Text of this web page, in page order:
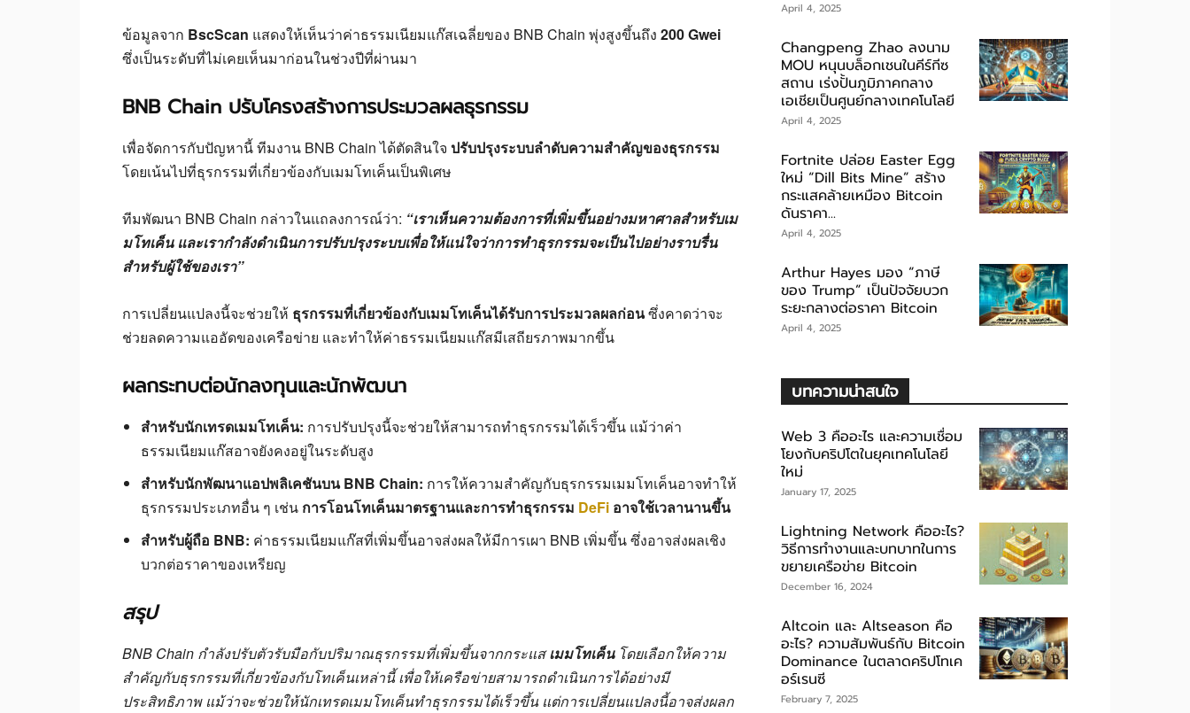
ข้อมูลจาก BscScan แสดงให้เห็นว่าค่าธรรมเนียมแก๊สเฉลี่ยของ BNB Chain พุ่งสูงขึ้นถึง 200 Gwei
ซึ่งเป็นระดับที่ไม่เคยเห็นมาก่อนในช่วงปีที่ผ่านมา
BNB Chain ปรับโครงสร้างการประมวลผลธุรกรรม
เพื่อจัดการกับปัญหานี้ ทีมงาน BNB Chain ได้ตัดสินใจ ปรับปรุงระบบลำดับความสำคัญของธุรกรรม
โดยเน้นไปที่ธุรกรรมที่เกี่ยวข้องกับเมมโทเค็นเป็นพิเศษ
ทีมพัฒนา BNB Chain กล่าวในแถลงการณ์ว่า: “เราเห็นความต้องการที่เพิ่มขึ้นอย่างมหาศาลสำหรับเม
มโทเค็น และเรากำลังดำเนินการปรับปรุงระบบเพื่อให้แน่ใจว่าการทำธุรกรรมจะเป็นไปอย่างราบรื่น
สำหรับผู้ใช้ของเรา”
การเปลี่ยนแปลงนี้จะช่วยให้ ธุรกรรมที่เกี่ยวข้องกับเมมโทเค็นได้รับการประมวลผลก่อนซึ่งคาดว่าจะ
ช่วยลดความแออัดของเครือข่าย และทำให้ค่าธรรมเนียมแก๊สมีเสถียรภาพมากขึ้น
ผลกระทบต่อนักลงทุนและนักพัฒนา
สำหรับนักเทรดเมมโทเค็น: การปรับปรุงนี้จะช่วยให้สามารถทำธุรกรรมได้เร็วขึ้น แม้ว่าค่า
ธรรมเนียมแก๊สอาจยังคงอยู่ในระดับสูง
สำหรับนักพัฒนาแอปพลิเคชันบน BNB Chain: การให้ความสำคัญกับธุรกรรมเมมโทเค็นอาจทำให้
ธุรกรรมประเภทอื่น ๆ เช่น การโอนโทเค็นมาตรฐานและการทำธุรกรรม DeFi อาจใช้เวลานานขึ้น
สำหรับผู้ถือ BNB: ค่าธรรมเนียมแก๊สที่เพิ่มขึ้นอาจส่งผลให้มีการเผา BNB เพิ่มขึ้น ซึ่งอาจส่งผลเชิง
บวกต่อราคาของเหรียญ
สรุป
BNB Chain กำลังปรับตัวรับมือกับปริมาณธุรกรรมที่เพิ่มขึ้นจากกระแสเมมโทเค็นโดยเลือกให้ความ
สำคัญกับธุรกรรมที่เกี่ยวข้องกับโทเค็นเหล่านี้ เพื่อให้เครือข่ายสามารถดำเนินการได้อย่างมี
ประสิทธิภาพ แม้ว่าจะช่วยให้นักเทรดเมมโทเค็นทำธุรกรรมได้เร็วขึ้น แต่การเปลี่ยนแปลงนี้อาจส่งผลก
April 4, 2025
Changpeng Zhao ลงนาม
MOU หนุนบล็อกเชนในคีร์กีซ
สถาน เร่งปั้นภูมิภาคกลาง
เอเชียเป็นศูนย์กลางเทคโนโลยี
April 4, 2025
Fortnite ปล่อย Easter Egg
ใหม่ “Dill Bits Mine” สร้าง
กระแสคล้ายเหมือง Bitcoin
ดันราคา...
April 4, 2025
Arthur Hayes มอง “ภาษี
ของ Trump” เป็นปัจจัยบวก
ระยะกลางต่อราคา Bitcoin
April 4, 2025
บทความน่าสนใจ
Web 3 คืออะไร และความเชื่อม
โยงกับคริปโตในยุคเทคโนโลยี
ใหม่
January 17, 2025
Lightning Network คืออะไร?
วิธีการทำงานและบทบาทในการ
ขยายเครือข่าย Bitcoin
December 16, 2024
Altcoin และ Altseason คือ
อะไร? ความสัมพันธ์กับ Bitcoin
Dominance ในตลาดคริปโทเค
อร์เรนซี
February 7, 2025